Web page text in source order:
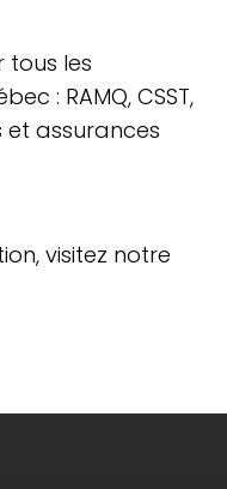
tous les
: RAMQ, CSST,
et assurances
visitez notre